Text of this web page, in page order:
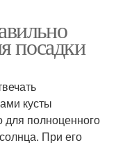
посадки
кусты
для полноценного
При его